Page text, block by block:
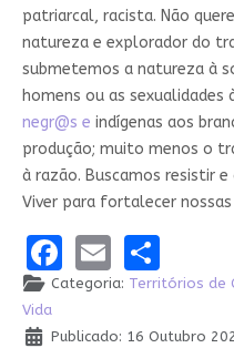
patriarcal, racista. Não
natureza e explorador do
submetemos a natureza à
homens ou as
negr@s e indígenas aos
produção; muito menos o
à razão. Buscamos resistir
Viver para fortalecer
Facebook
EmailShare
Categoria: Territórios de
Vida
Publicado: 16 Outubro